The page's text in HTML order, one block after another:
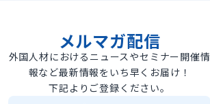
メルマガ配信
外国人材におけるニュースやセミナー開催情
報など最新情報をいち早くお届け！
下記よりご登録ください。